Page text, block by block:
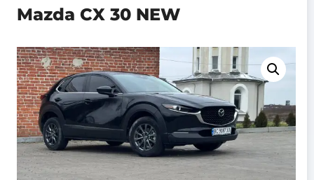
Mazda CX 30 NEW